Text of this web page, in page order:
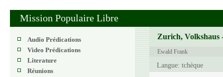
Mission Populaire Libre
Audio Prédications
Video Prédications
Literature
Réunions
Zurich, Volkshaus
Ewald Frank
Langue: tchèque